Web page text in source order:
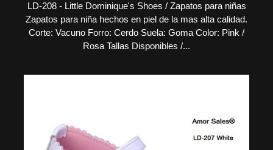
LD-208 - Little Dominique's Shoes / Zapatos para niñas
Zapatos para niña hechos en piel de la mas alta calidad.
Corte: Vacuno Forro: Cerdo Suela: Goma Color: Pink /
Rosa Tallas Disponibles /...